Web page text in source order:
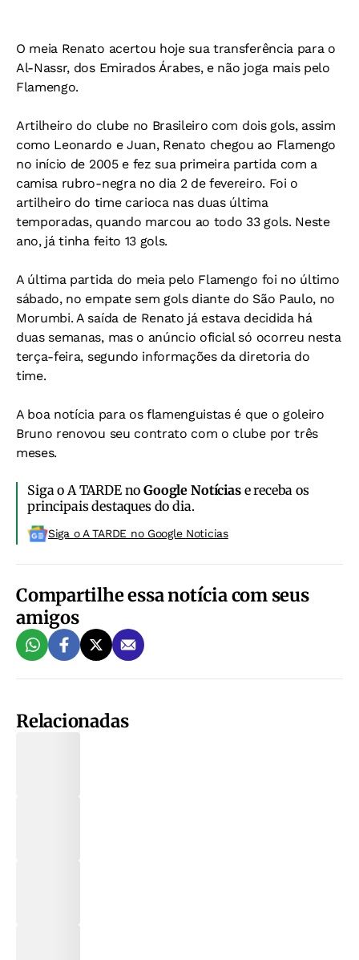
O meia Renato acertou hoje sua transferência para o
Al-Nassr, dos Emirados Árabes, e não joga mais pelo
Flamengo.
Artilheiro do clube no Brasileiro com dois gols, assim
como Leonardo e Juan, Renato chegou ao Flamengo
no início de 2005 e fez sua primeira partida com a
camisa rubro-negra no dia 2 de fevereiro. Foi o
artilheiro do time carioca nas duas última
temporadas, quando marcou ao todo 33 gols. Neste
ano, já tinha feito 13 gols.
A última partida do meia pelo Flamengo foi no último
sábado, no empate sem gols diante do São Paulo, no
Morumbi. A saída de Renato já estava decidida há
duas semanas, mas o anúncio oficial só ocorreu nesta
terça-feira, segundo informações da diretoria do
time.
A boa notícia para os flamenguistas é que o goleiro
Bruno renovou seu contrato com o clube por três
meses.
Siga o A TARDE noGoogle Notíciase receba os
principais destaques do dia.
Siga o A TARDE no Google Noticias
Compartilhe essa notícia com seus
amigos
Relacionadas